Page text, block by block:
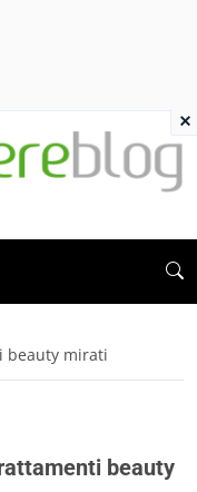
beauty mirati
beauty
×